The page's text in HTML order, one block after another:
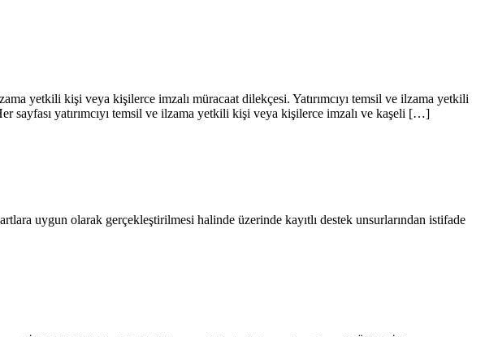
yetkili kişi veya kişilerce imzalı müracaat dilekçesi. Yatırımcıyı temsil ve ilzama yetkili
sayfası yatırımcıyı temsil ve ilzama yetkili kişi veya kişilerce imzalı ve kaşeli […]
uygun olarak gerçekleştirilmesi halinde üzerinde kayıtlı destek unsurlarından istifade